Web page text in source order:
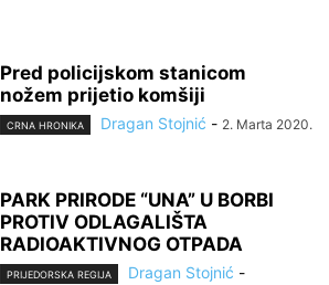
Pred policijskom stanicom
nožem prijetio komšiji
CRNA HRONIKA Dragan Stojnić - 2. Marta 2020.
PARK PRIRODE “UNA” U BORBI
PROTIV ODLAGALIŠTA
RADIOAKTIVNOG OTPADA
PRIJEDORSKA REGIJA Dragan Stojnić -